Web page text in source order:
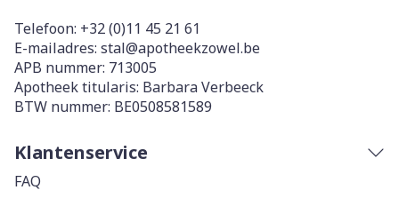
Telefoon: +32 (0)11 45 21 61
E-mailadres: stal@apotheekzowel.be
APB nummer: 713005
Apotheek titularis: Barbara Verbeeck
BTW nummer: BE0508581589
Klantenservice
FAQ